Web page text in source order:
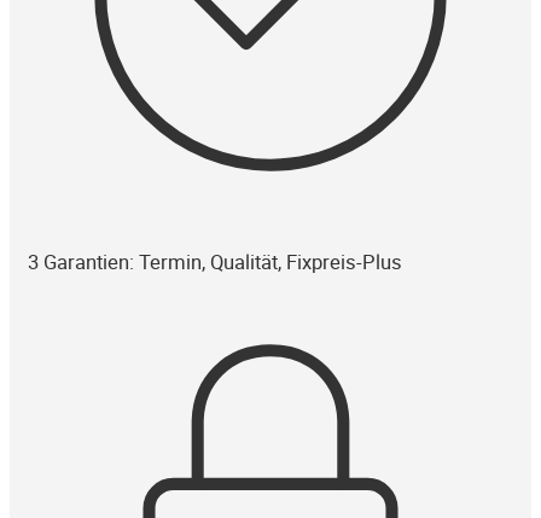
3 Garantien: Termin, Qualität, Fixpreis-Plus